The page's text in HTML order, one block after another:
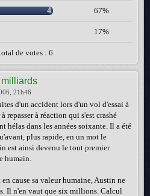
4
67%
17%
de votes : 6
milliards
21h46
d'un accident lors d'un vol d'essai à
à réaction qui s'est crashé
hélas dans les années soixante. Il a été
plus rapide, en un mot le
est ainsi devenu le tout premier
humain.
cause sa valeur humaine, Austin ne
Il n'en vaut que six millions. Calcul